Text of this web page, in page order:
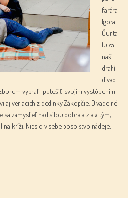
farára
Igora
Čunta
lu sa
naši
drahí
divad
vybrali potešiť svojím vystúpením
aj veriacich z dedinky Zákopčie. Divadelné
sa zamyslieť nad silou dobra a zla a tým,
kríži. Nieslo v sebe posolstvo nádeje,